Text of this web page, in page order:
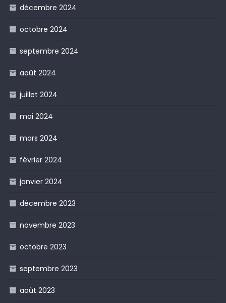
décembre 2024
octobre 2024
septembre 2024
août 2024
juillet 2024
mai 2024
mars 2024
février 2024
janvier 2024
décembre 2023
novembre 2023
octobre 2023
septembre 2023
août 2023